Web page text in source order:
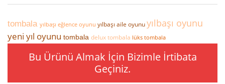
tombala yılbaşı eğlence oyunu yılbaşı aile oyunuyılbaşı oyunu
yeni yıl oyunu tombala delux tombala lüks tombala
Bu Ürünü Almak İçin Bizimle İrtibata
Geçiniz.